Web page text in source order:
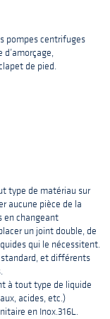
pompes centrifuges
de pied.
type de matériau sur
aucune pièce de la
en changeant
un joint double, de
qui le nécessitent.
standard, et différents
à tout type de liquide
acides, etc.)
en Inox.316L.